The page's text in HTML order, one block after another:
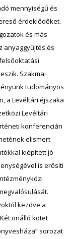
mennyiségű és
érdeklődőket.
és más
anyaggyűjtés és
Szakmai
tudományos
a Levéltári éjszaka
Levéltári
konferencián
elismert
kiépített jó
is erősíti
kezdve a
önálló kötet
sorozat